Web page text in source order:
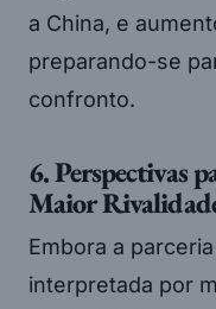
a China, e
preparando-se
confronto.
6. Perspectivas
Maior
Embora a
interpretada por